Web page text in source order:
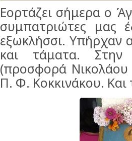
Εορτάζει σήμερα ο
συμπατριώτες μας
εξωκλήσσι. Υπήρχαν
και τάματα.
(προσφορά Νικολάου
Π. Φ. Κοκκινάκου.